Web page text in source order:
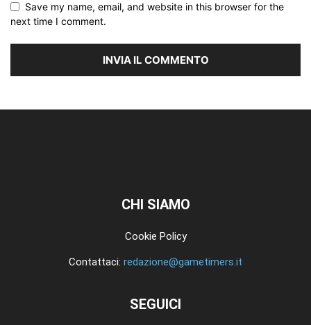
Save my name, email, and website in this browser for the
next time I comment.
CHI SIAMO
Cookie Policy
Contattaci: redazione@gametimers.it
SEGUICI